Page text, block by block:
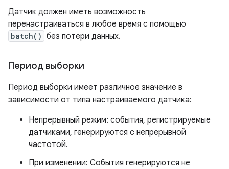
Датчик должен иметь возможность
перенастраиваться в любое время с помощью
batch() без потери данных.
Период выборки
Период выборки имеет различное значение в
зависимости от типа настраиваемого датчика:
Непрерывный режим: события, регистрируемые
датчиками, генерируются с непрерывной
частотой.
При изменении: События генерируются не